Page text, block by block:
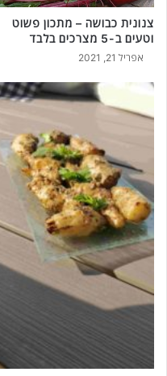
צנונית כבושה – מתכון פשוט
וטעים ב-5 מצרכים בלבד
אפריל 21, 2021